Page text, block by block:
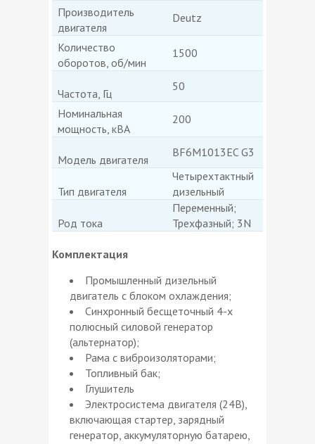
Производитель
двигателя
Deutz
Количество
оборотов, об/мин
1500
Частота, Гц
50
Номинальная
мощность, кВА
200
Модель двигателя
BF6M1013EC G3
Тип двигателя
Четырехтактный
дизельный
Род тока
Переменный;
Трехфазный; 3N
Комплектация
Промышленный дизельный
двигатель с блоком охлаждения;
Синхронный бесщеточный 4-х
полюсный силовой генератор
(альтернатор);
Рама с виброизоляторами;
Топливный бак;
Глушитель
Электросистема двигателя (24В),
включающая стартер, зарядный
генератор, аккумуляторную батарею,